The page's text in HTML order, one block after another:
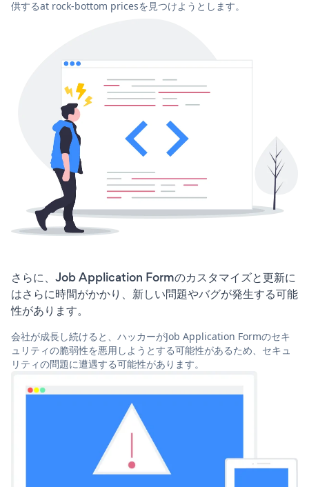
供するat rock-bottom pricesを見つけようとします。
さらに、Job Application Formのカスタマイズと更新に
はさらに時間がかかり、新しい問題やバグが発生する可能
性があります。
会社が成長し続けると、ハッカーがJob Application Formのセキ
ュリティの脆弱性を悪用しようとする可能性があるため、セキュ
リティの問題に遭遇する可能性があります。